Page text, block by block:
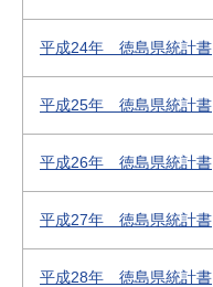
平成24年 徳島県統計書
平成25年 徳島県統計書
平成26年 徳島県統計書
平成27年 徳島県統計書
平成28年 徳島県統計書